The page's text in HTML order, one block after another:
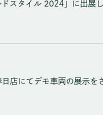
スタイル 2024」に出展し
店にてデモ車両の展示を